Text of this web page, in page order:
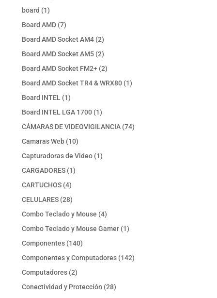
board 11
producto
Board AMD 77
productos
Board AMD Socket AM4 22
productos
Board AMD Socket AM5 22
productos
Board AMD Socket FM2+ 22
productos
Board AMD Socket TR4 & WRX80 11
Board INTEL 11
producto
Board INTEL LGA 1700 11
producto
CÁMARAS DE VIDEOVIGILANCIA 7474
Camaras Web 1010
productos
Capturadoras de Video 11
CARGADORES 11
CARTUCHOS 44
productos
CELULARES 2828
productos
Combo Teclado y Mouse 44
productos
Combo Teclado y Mouse Gamer 11
Componentes 140140
productos
Componentes y Computadores 142142
Computadores 22
productos
Conectividad y Protección 2828